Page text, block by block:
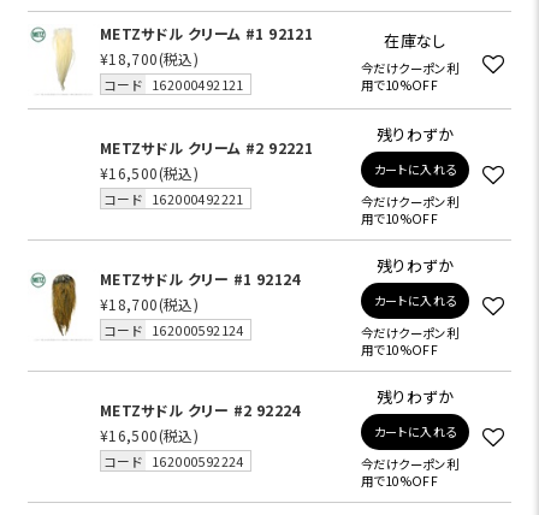
METZサドル クリーム #1 92121
¥18,700(税込)
コード 162000492121
在庫なし
今だけクーポン利
用で10%OFF
METZサドル クリーム #2 92221
¥16,500(税込)
コード 162000492221
残りわずか
カートに入れる
今だけクーポン利
用で10%OFF
METZサドル クリー #1 92124
¥18,700(税込)
コード 162000592124
残りわずか
カートに入れる
今だけクーポン利
用で10%OFF
METZサドル クリー #2 92224
¥16,500(税込)
コード 162000592224
残りわずか
カートに入れる
今だけクーポン利
用で10%OFF